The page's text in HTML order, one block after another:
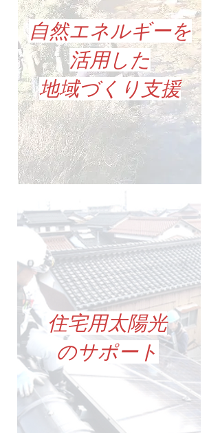
自然エネルギーを
活用した
地域づくり支援
住宅用太陽光
のサポート